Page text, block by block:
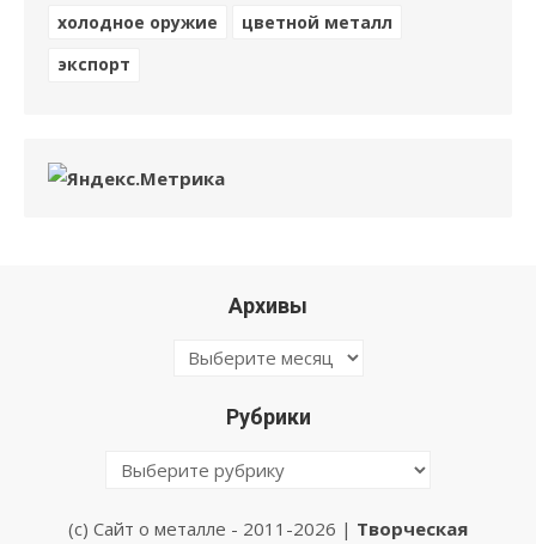
холодное оружие
цветной металл
экспорт
Архивы
Архивы
Рубрики
Рубрики
(с) Сайт о металле - 2011-2026 | Творческая